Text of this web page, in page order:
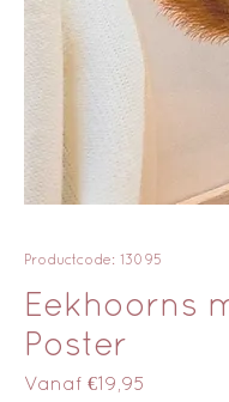
Productcode: 13095
Eekhoorns
Poster
Vanaf €19,95